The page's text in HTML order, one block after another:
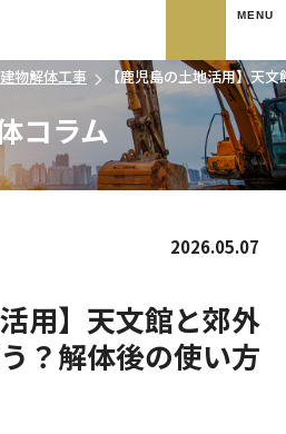
建物解体工事 【鹿児島の土地活用】天
コラム
2026.05.07
用】天文館と郊外
？解体後の使い方